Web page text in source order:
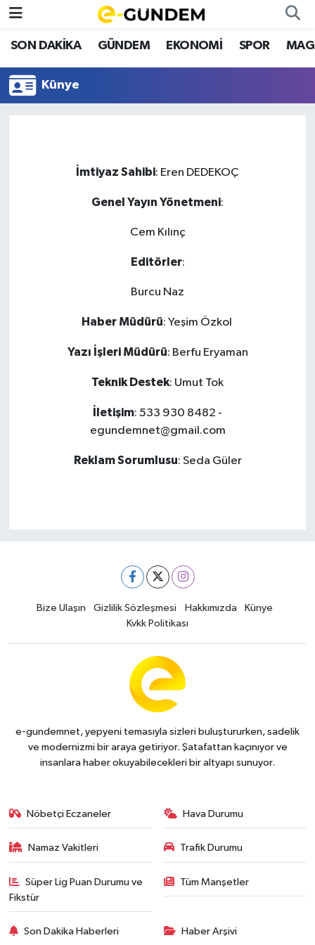
SON DAKİKA GÜNDEM EKONOMİ SPOR
Künye
İmtiyaz Sahibi: Eren DEDEKOÇ
Genel Yayın Yönetmeni:
Cem Kılınç
Editörler:
Burcu Naz
Haber Müdürü: Yeşim Özkol
Yazı İşleri Müdürü: Berfu Eryaman
Teknik Destek: Umut Tok
İletişim: 533 930 8482 -
egundemnet@gmail.com
Reklam Sorumlusu: Seda Güler
Bize Ulaşın Gizlilik Sözleşmesi Hakkımızda
Künye
Kvkk Politikası
e-gundemnet, yepyeni temasıyla sizleri buluştururken, sadelik
ve modernizmi bir araya getiriyor. Şatafattan kaçınıyor ve
insanlara haber okuyabilecekleri bir altyapı sunuyor.
Nöbetçi Eczaneler Hava Durumu
Namaz Vakitleri Trafik Durumu
Süper Lig Puan Durumu ve
Fikstür
Tüm Manşetler
Son Dakika Haberleri Haber Arşivi
SON DAKİKA
GÜNDEM
MAGAZİN
Nöbetçi Eczaneler
Hava Durumu
Süper Lig Puan Durumu ve Fikstür
Son Dakika Haberleri